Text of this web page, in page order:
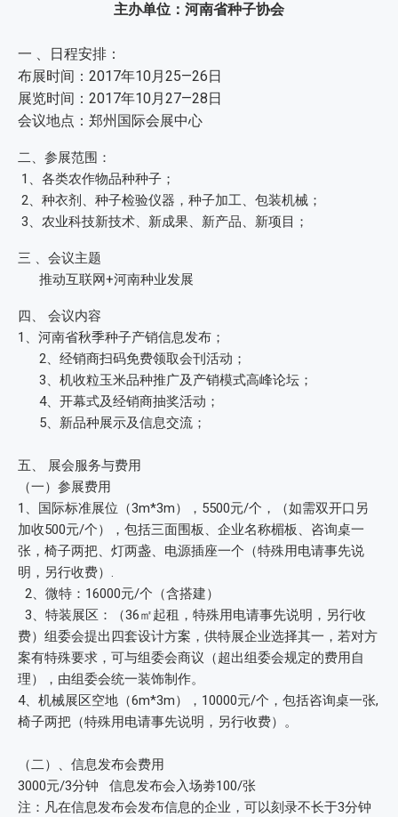
主办单位：河南省种子协会
一 、日程安排：
布展时间：2017年10月25—26日
展览时间：2017年10月27—28日
会议地点：郑州国际会展中心
二、参展范围：
1、各类农作物品种种子；
2、种衣剂、种子检验仪器，种子加工、包装机械；
3、农业科技新技术、新成果、新产品、新项目；
三 、会议主题
推动互联网+河南种业发展
四、 会议内容
1、河南省秋季种子产销信息发布；
2、经销商扫码免费领取会刊活动；
3、机收粒玉米品种推广及产销模式高峰论坛；
4、开幕式及经销商抽奖活动；
5、新品种展示及信息交流；
五、 展会服务与费用
（一）参展费用
1、国际标准展位（3m*3m），5500元/个，（如需双开口另
加收500元/个），包括三面围板、企业名称楣板、咨询桌一
张，椅子两把、灯两盏、电源插座一个（特殊用电请事先说
明，另行收费）.
2、微特：16000元/个（含搭建）
3、特装展区：（36㎡起租，特殊用电请事先说明，另行收
费）组委会提出四套设计方案，供特展企业选择其一，若对方
案有特殊要求，可与组委会商议（超出组委会规定的费用自
理），由组委会统一装饰制作。
4、机械展区空地（6m*3m），10000元/个，包括咨询桌一张,
椅子两把（特殊用电请事先说明，另行收费）。
（二）、信息发布会费用
3000元/3分钟 信息发布会入场劵100/张
注：凡在信息发布会发布信息的企业，可以刻录不长于3分钟